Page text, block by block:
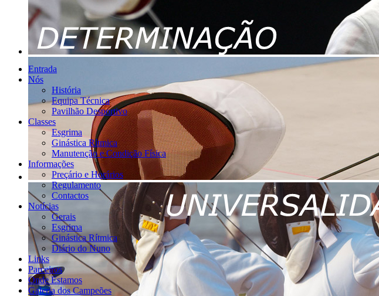
Entrada
Nós
História
Equipa Técnica
Pavilhão Desportivo
Classes
Esgrima
Ginástica Rítmica
Manutenção e Condição Física
Informações
Preçário e Horários
Regulamento
Contactos
Notícias
Gerais
Esgrima
Ginástica Rítmica
Diário do Nuno
Links
Parceiros
Onde Estamos
Galeria dos Campeões